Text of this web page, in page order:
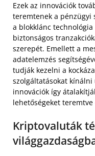
Ezek az innovációk
teremtenek a pénzügyi
a blokklánc
biztonságos
szerepét. Emellett a
adatelemzés
tudják kezelni a
szolgáltatásokat
innovációk így
lehetőségeket
Kriptovaluták